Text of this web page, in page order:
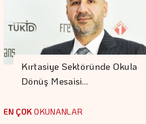
Kırtasiye Sektöründe Okula
Dönüş Mesaisi…
EN ÇOK OKUNANLAR
Tedbir Uygulayacak
S. Arabistan,
Pakistan Ve
Türkiye'den
Savunma Anlaşması
Tasarruf Finansman
Düzenleme